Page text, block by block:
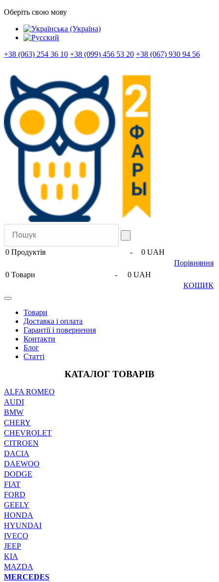
Оберіть свою мову
+38 (063) 254 36 10 +38 (099) 456 53 20 +38 (067) 930 94 56
0 Продуктів -
0 UAH
Порівняння
0 Товари -
0 UAH
КОШИК
Товари
Доставка і оплата
Гарантії і повернення
Контакти
Блог
Статті
КАТАЛОГ ТОВАРІВ
ALFA ROMEO
AUDI
BMW
CHERY
CHEVROLET
CITROEN
DACIA
DAEWOO
DODGE
FIAT
FORD
GEELY
HONDA
HYUNDAI
IVECO
JEEP
KIA
MAZDA
MERCEDES